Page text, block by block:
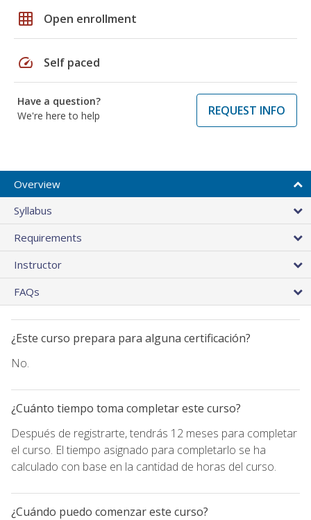
grid_on Open enrollment
speed Self paced
Have a question?
We're here to help
REQUEST INFO
Overview
Syllabus
Requirements
Instructor
FAQs
¿Este curso prepara para alguna certificación?
No.
¿Cuánto tiempo toma completar este curso?
Después de registrarte, tendrás 12 meses para completar
el curso. El tiempo asignado para completarlo se ha
calculado con base en la cantidad de horas del curso.
¿Cuándo puedo comenzar este curso?